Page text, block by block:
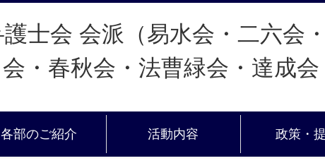
各部のご紹介 活動内容 政策・